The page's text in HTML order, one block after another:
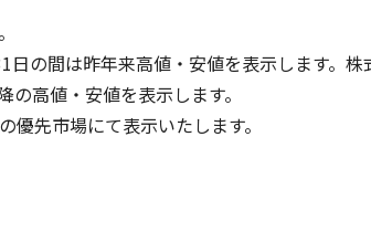
100
200
300
の間は昨年来高値・安値を表示します。
高値・安値を表示します。
先市場にて表示いたします。